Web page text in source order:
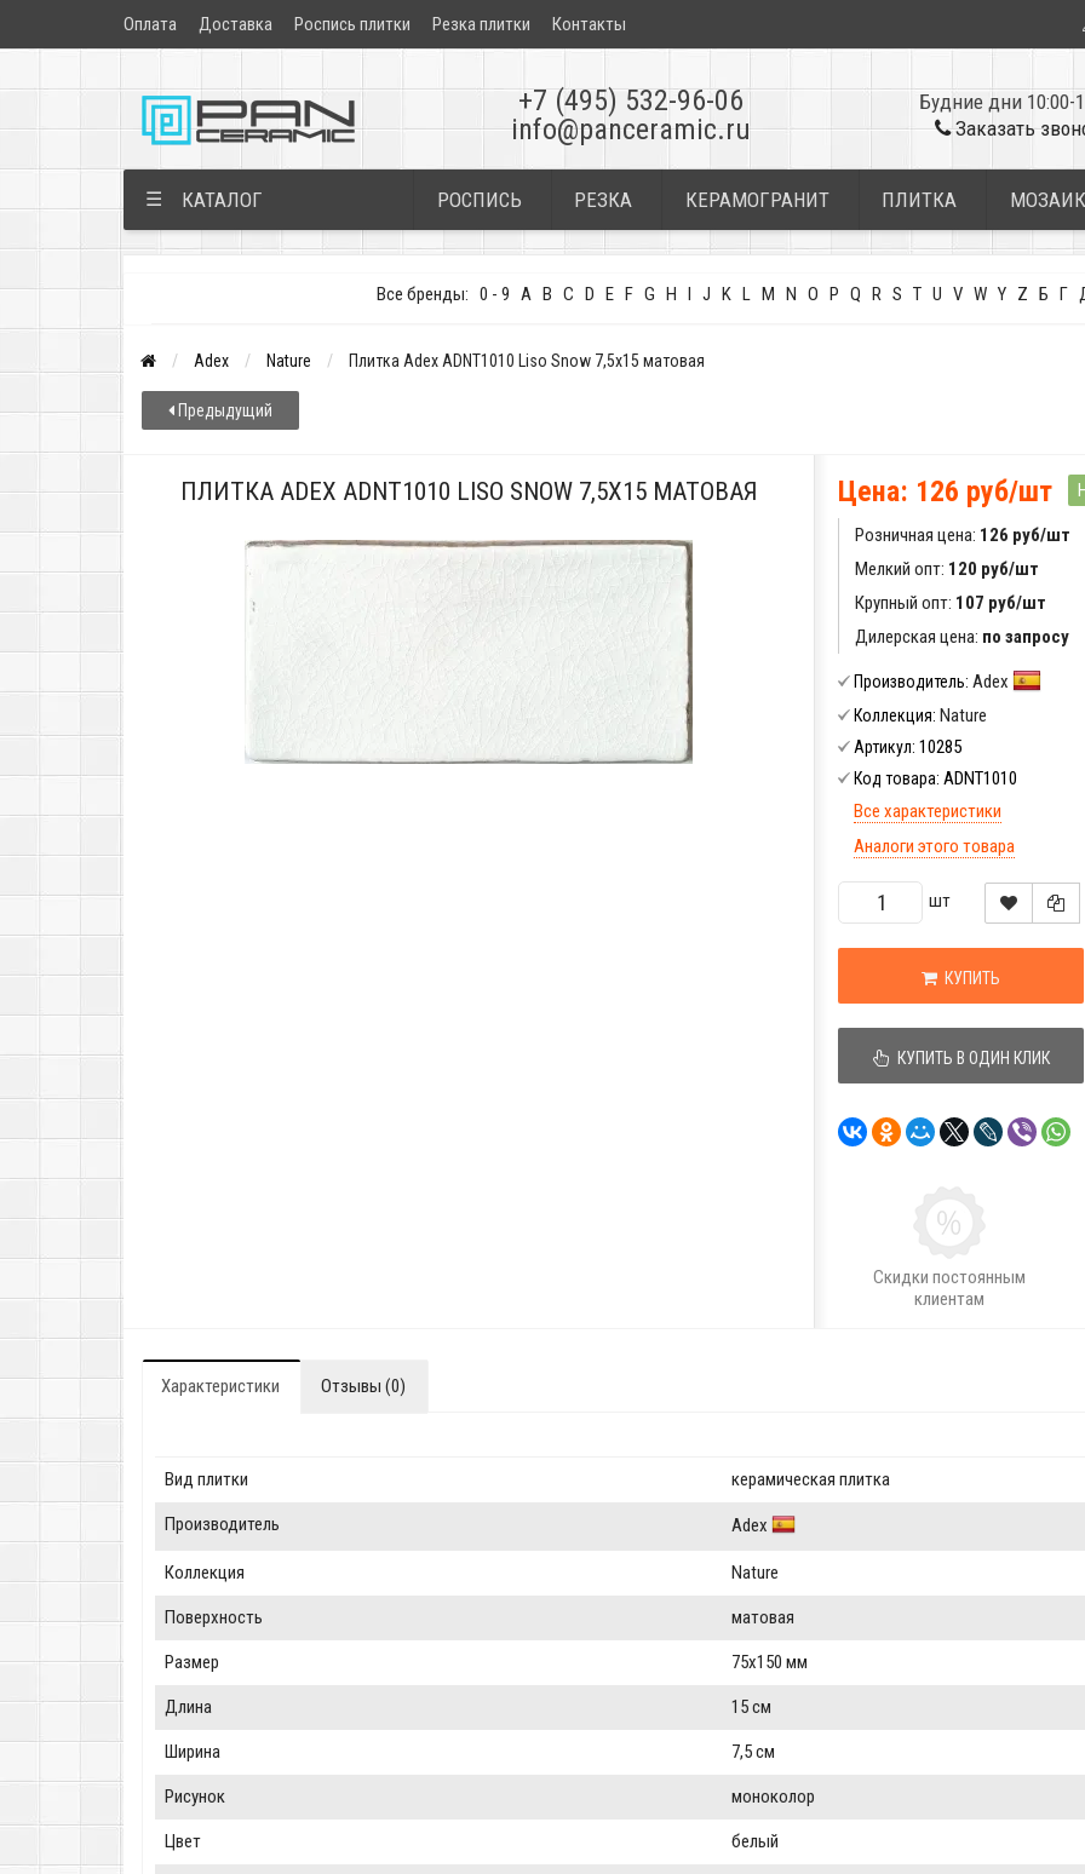
Оплата Доставка Роспись плитки Резка плитки Контакты
+7 (495) 532-96-06
info@panceramic.ru
Будние дни 10:00-
Заказать
☰ КАТАЛОГ РОСПИСЬ РЕЗКА КЕРАМОГРАНИТ ПЛИТКА
Все бренды: 0 - 9 A B C D E F G H I J K L M N O P Q R S T U V W Y Z Б Г
Adex Nature Плитка Adex ADNT1010 Liso Snow 7,5x15 матовая
Предыдущий
ПЛИТКА ADEX ADNT1010 LISO SNOW 7,5X15 МАТОВАЯ Цена: 126 руб/шт
Розничная цена: 126 руб/шт
Мелкий опт: 120 руб/шт
Крупный опт: 107 руб/шт
Дилерская цена: по запросу
Производитель: Adex
Коллекция: Nature
Артикул: 10285
Код товара: ADNT1010
Все характеристики
Аналоги этого товара
шт
КУПИТЬ
КУПИТЬ В ОДИН КЛИК
Скидки постоянным
клиентам
Характеристики Отзывы (0)
Вид плитки керамическая плитка
Производитель Adex
Коллекция Nature
Поверхность матовая
Размер 75x150 мм
Длина 15 см
Ширина 7,5 см
Рисунок моноколор
Цвет белый